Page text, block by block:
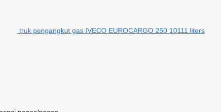
truk pengangkut gas IVECO EUROCARGO 250 10111 liters